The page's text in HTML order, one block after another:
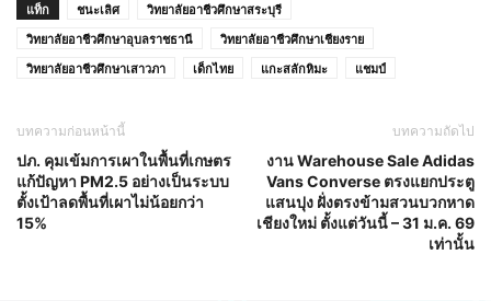
แท็ก ชนะเลิศ
วิทยาลัยอาชีวศึกษาสระบุรี
วิทยาลัยอาชีวศึกษาอุบลราชธานี
วิทยาลัยอาชีวศึกษาเชียงราย
วิทยาลัยอาชีวศึกษาเสาวภา
เด็กไทย แกะสลักหิมะ แชมป์
บทความก่อนหน้านี้
ปภ. คุมเข้มการเผาในพื้นที่เกษตร
แก้ปัญหา PM2.5 อย่างเป็นระบบ
ตั้งเป้าลดพื้นที่เผาไม่น้อยกว่า
15%
บทความถัดไป
งาน Warehouse Sale Adidas
Vans Converse ตรงแยกประตู
แสนปุง ฝั่งตรงข้ามสวนบวกหาด
เชียงใหม่ ตั้งแต่วันนี้ – 31 ม.ค. 69
เท่านั้น